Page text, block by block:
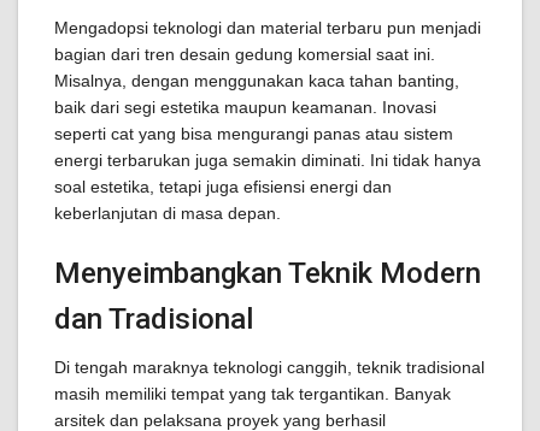
Mengadopsi teknologi dan material terbaru pun menjadi
bagian dari tren desain gedung komersial saat ini.
Misalnya, dengan menggunakan kaca tahan banting,
baik dari segi estetika maupun keamanan. Inovasi
seperti cat yang bisa mengurangi panas atau sistem
energi terbarukan juga semakin diminati. Ini tidak hanya
soal estetika, tetapi juga efisiensi energi dan
keberlanjutan di masa depan.
Menyeimbangkan Teknik Modern
dan Tradisional
Di tengah maraknya teknologi canggih, teknik tradisional
masih memiliki tempat yang tak tergantikan. Banyak
arsitek dan pelaksana proyek yang berhasil